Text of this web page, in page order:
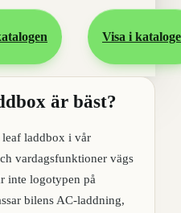
Visa i
är bäst?
leaf laddbox i vår
vardagsfunktioner vägs
inte logotypen på
bilens AC-laddning,